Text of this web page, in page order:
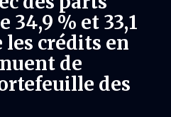
34,9 % et 33,1
les crédits en
de
des